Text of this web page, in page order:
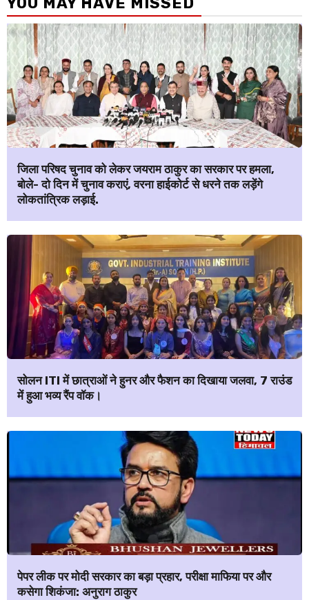
जिला परिषद चुनाव को लेकर जयराम ठाकुर का सरकार पर हमला,
बोले- दो दिन में चुनाव कराएं, वरना हाईकोर्ट से धरने तक लड़ेंगे
लोकतांत्रिक लड़ाई.
सोलन ITI में छात्राओं ने हुनर और फैशन का दिखाया जलवा, 7 राउंड
में हुआ भव्य रैंप वॉक।
पेपर लीक पर मोदी सरकार का बड़ा प्रहार, परीक्षा माफिया पर और
कसेगा शिकंजा: अनुराग ठाकुर